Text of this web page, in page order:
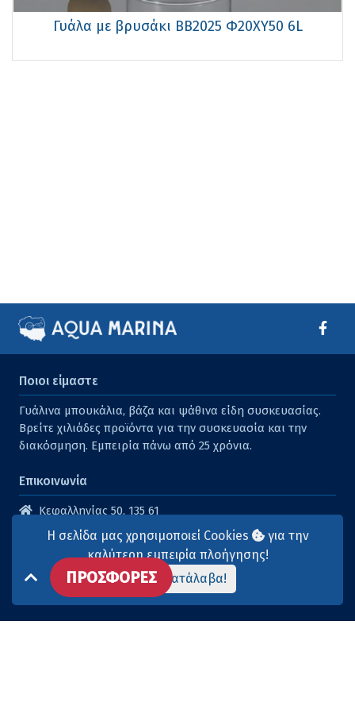
Γυάλα με βρυσάκι ΒΒ2025 Φ20XY50 6L
Ποιοι είμαστε
Γυάλινα μπουκάλια, βάζα και ψάθινα είδη συσκευασίας.
Βρείτε χιλιάδες προϊόντα για την συσκευασία και την
διακόσμηση. Εμπειρία πάνω από 25 χρόνια.
Επικοινωνία
Κεφαλληνίας 50, 135 61
Άγιοι Ανάργυροι
210 2614316
210 2615904
info@aqua-marina.gr
ΠΡΟΣΦΟΡΕΣ
Η σελίδα μας χρησιμοποιεί Cookies
για την
καλύτερη εμπειρία πλοήγησης!
Το κατάλαβα!